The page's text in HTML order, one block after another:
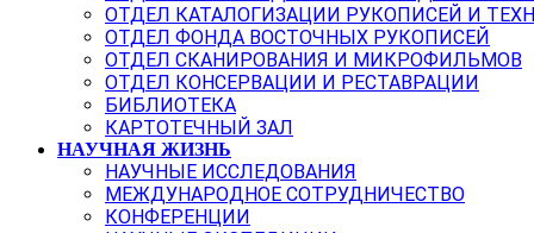
ОТДЕЛ КАТАЛОГИЗАЦИИ РУКОПИСЕЙ И
ОТДЕЛ ФОНДА ВОСТОЧНЫХ РУКОПИСЕЙ
ОТДЕЛ СКАНИРОВАНИЯ И МИКРОФИЛЬМОВ
ОТДЕЛ КОНСЕРВАЦИИ И РЕСТАВРАЦИИ
БИБЛИОТЕКА
КАРТОТЕЧНЫЙ ЗАЛ
НАУЧНАЯ ЖИЗНЬ
НАУЧНЫЕ ИССЛЕДОВАНИЯ
МЕЖДУНАРОДНОЕ СОТРУДНИЧЕСТВО
КОНФЕРЕНЦИИ